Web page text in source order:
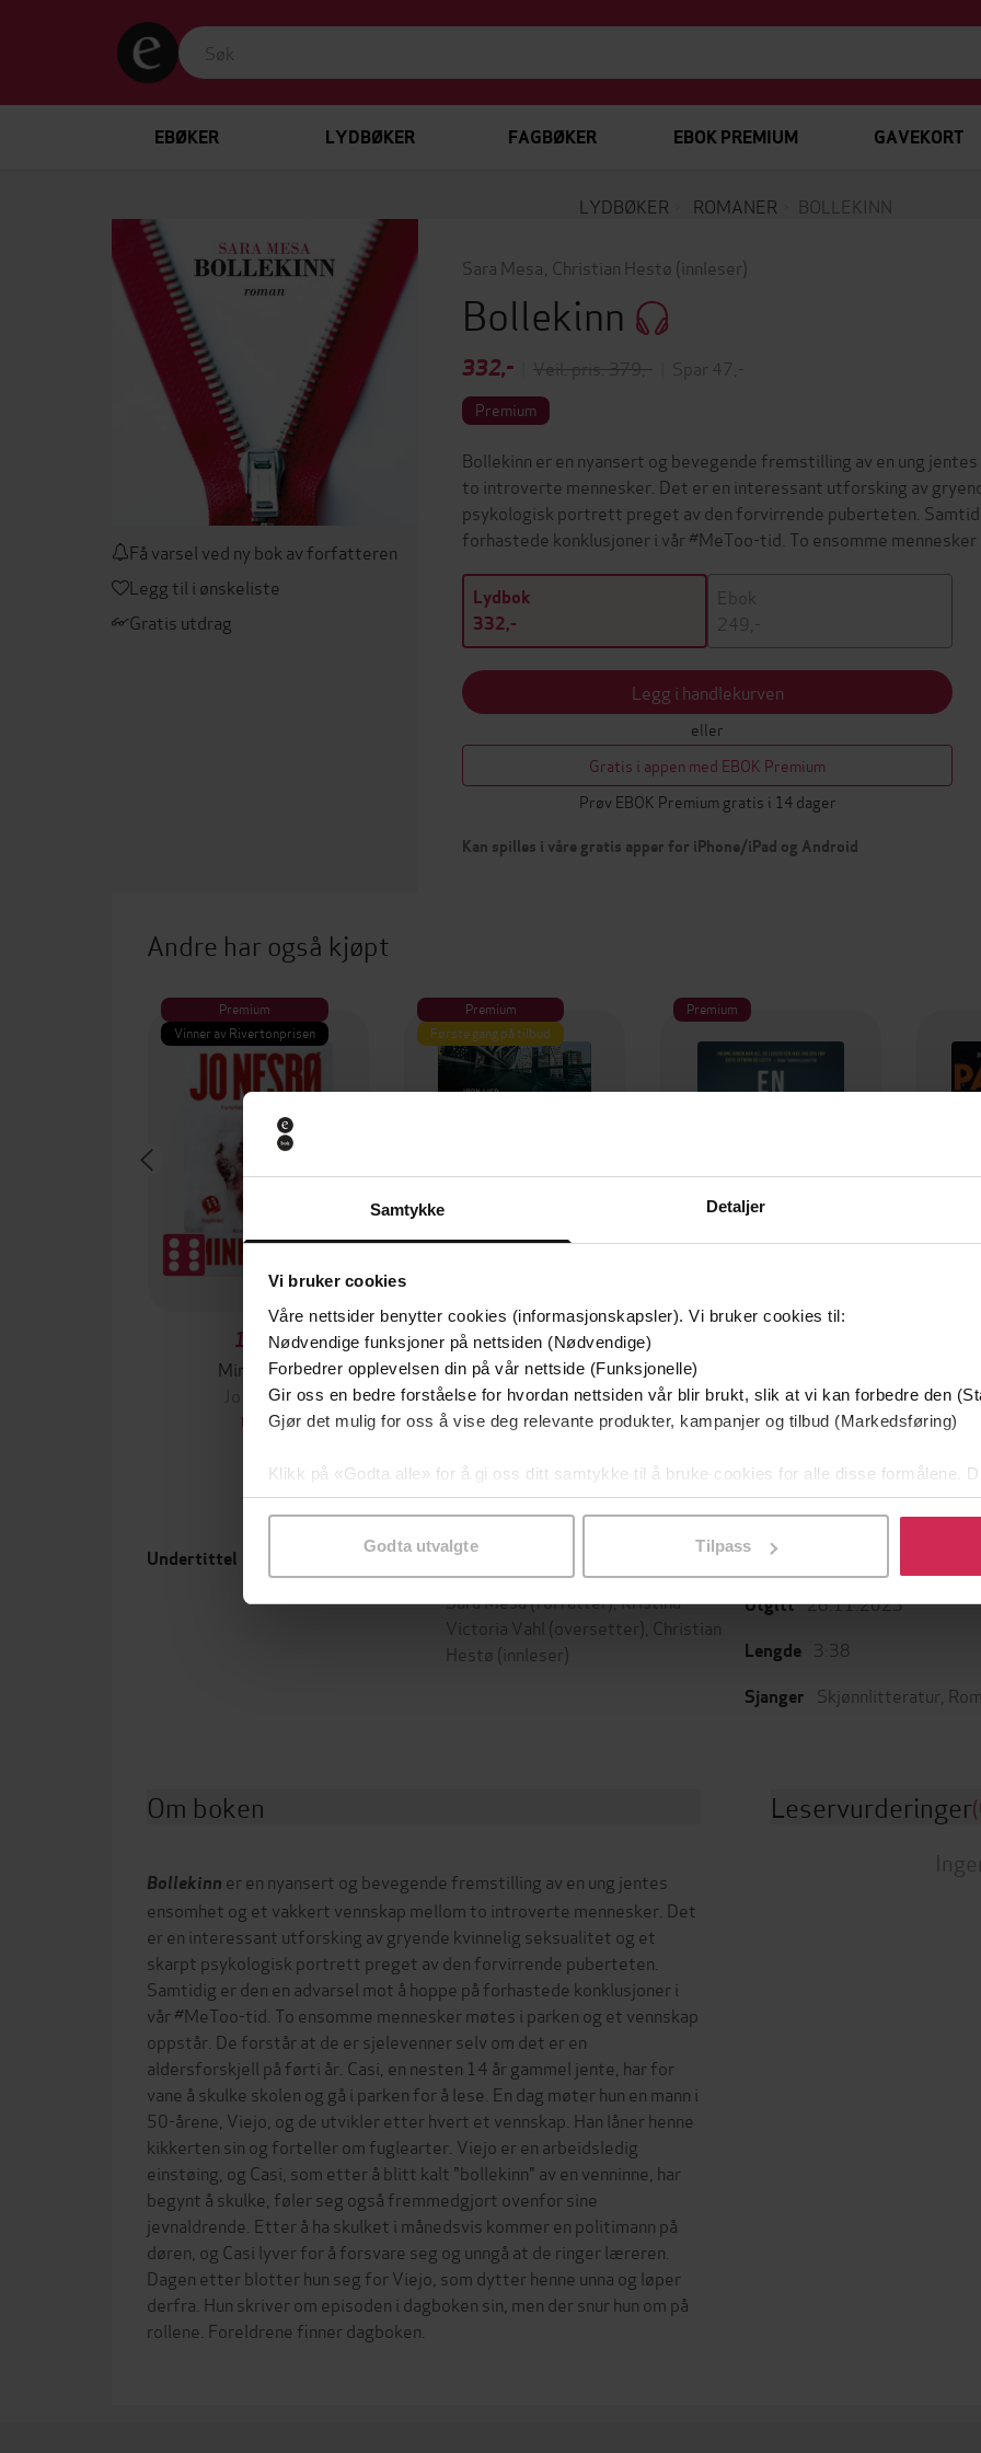
Samtykke Detaljer
Vi bruker cookies
Våre nettsider benytter cookies (informasjonskapsler). Vi bruker cookies til:
Nødvendige funksjoner på nettsiden (Nødvendige)
Forbedrer opplevelsen din på vår nettside (Funksjonelle)
Gir oss en bedre forståelse for hvordan nettsiden vår blir brukt, slik at vi kan forbedre den
Gjør det mulig for oss å vise deg relevante produkter, kampanjer og tilbud (Markedsføring)
Klikk på «Godta alle» for å gi oss ditt samtykke til å bruke cookies for alle disse formålene.
samtykke til spesifikke formål ved å klikke på «Tilpass». Du kan når som helst trekke
Godta utvalgte Tilpass
EBØKER LYDBØKER FAGBØKER EBOK PREMIUM GAVEKORT
LYDBØKER ROMANER BOLLEKINN
Få varsel ved ny bok av forfatteren
Legg til i ønskeliste
Gratis utdrag
Sara Mesa Christian Hestø (innleser)
Bollekinn
332,- Veil. pris: 379,- Spar 47,-
Premium
Bollekinn er en nyansert og bevegende fremstilling av en ung
to introverte mennesker. Det er en interessant utforsking av
psykologisk portrett preget av den forvirrende puberteten.
forhastede konklusjoner i vår #MeToo-tid. To ensomme mennesker
Lydbok
332,-
Ebok
249,-
Legg i handlekurven
eller
Gratis i appen med EBOK Premium
Prøv EBOK Premium gratis i 14 dager
Kan spilles i våre gratis apper for iPhone/iPad og Android
Andre har også kjøpt
Premium
Vinner av Rivertonprisen
129,-
Minnesota
Jo Nesbø
EBOK
Premium
Første gang på tilbud
129,-
Utskudd
Jørn Lier Horst
EBOK
Premium
Stian Hjelvin Andersen
EBOK
Undertittel Forfattere
Sara Mesa(forfatter),Kristina
Victoria Vahl (oversetter), Christian
Hestø (innleser)
Forlag
Utgitt 28.11.2023
Lengde 3:38
Sjanger Skjønnlitteratur
Om boken
Bollekinn er en nyansert og bevegende fremstilling av en ung jentes
ensomhet og et vakkert vennskap mellom to introverte mennesker. Det
er en interessant utforsking av gryende kvinnelig seksualitet og et
skarpt psykologisk portrett preget av den forvirrende puberteten.
Samtidig er den en advarsel mot å hoppe på forhastede konklusjoner i
vår #MeToo-tid. To ensomme mennesker møtes i parken og et vennskap
oppstår. De forstår at de er sjelevenner selv om det er en
aldersforskjell på førti år. Casi, en nesten 14 år gammel jente, har for
vane å skulke skolen og gå i parken for å lese. En dag møter hun en mann i
50-årene, Viejo, og de utvikler etter hvert et vennskap. Han låner henne
kikkerten sin og forteller om fuglearter. Viejo er en arbeidsledig
einstøing, og Casi, som etter å blitt kalt "bollekinn" av en venninne, har
begynt å skulke, føler seg også fremmedgjort ovenfor sine
jevnaldrende. Etter å ha skulket i månedsvis kommer en politimann på
døren, og Casi lyver for å forsvare seg og unngå at de ringer læreren.
Dagen etter blotter hun seg for Viejo, som dytter henne unna og løper
derfra. Hun skriver om episoden i dagboken sin, men der snur hun om på
rollene. Foreldrene finner dagboken.
Leservurderinger